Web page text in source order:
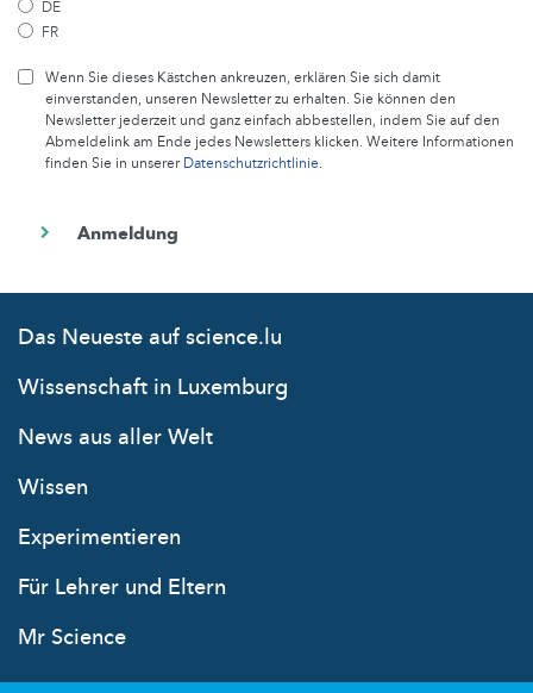
DE
FR
Wenn Sie dieses Kästchen ankreuzen, erklären Sie sich damit
einverstanden, unseren Newsletter zu erhalten. Sie können den
Newsletter jederzeit und ganz einfach abbestellen, indem Sie auf den
Abmeldelink am Ende jedes Newsletters klicken. Weitere Informationen
finden Sie in unsererDatenschutzrichtlinie.
Das Neueste auf science.lu
Wissenschaft in Luxemburg
News aus aller Welt
Wissen
Experimentieren
Für Lehrer und Eltern
Mr Science